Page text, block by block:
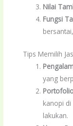
Nilai
Fungsi
Tips Memilih
yang
kanopi di
lakukan.